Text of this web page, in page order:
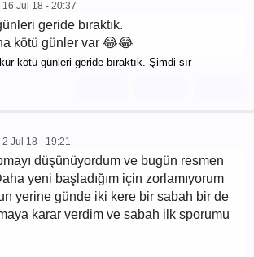
16 Jul 18 - 20:37
geride bıraktık.
kötü günler var 😂😂
Jul 18 - 19:21
düşünüyordum ve bugün resmen
yeni başladığım için zorlamıyorum
yerine günde iki kere bir sabah bir de
karar verdim ve sabah ilk sporumu